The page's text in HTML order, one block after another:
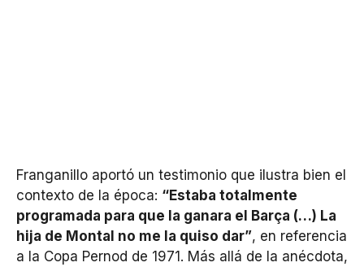
Franganillo aportó un testimonio que ilustra bien el
contexto de la época: “Estaba totalmente
programada para que la ganara el Barça (…) La
hija de Montal no me la quiso dar”, en referencia
a la Copa Pernod de 1971. Más allá de la anécdota,